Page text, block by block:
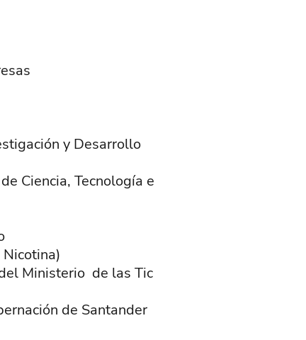
y Desarrollo
Ciencia, Tecnología e
Ministerio de las Tic
de Santander